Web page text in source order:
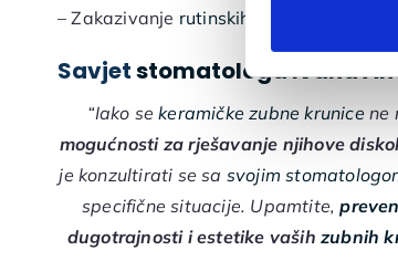
– Zakazivanje rutinskih stomatoloških
Savjetstomatologa Ivana
“Iako sekeramičke zubne krunice ne
mogućnosti za rješavanje njihove
je konzultirati se sa svojim
specifične situacije. Upamtite,
dugotrajnosti i estetike vašihzubnih